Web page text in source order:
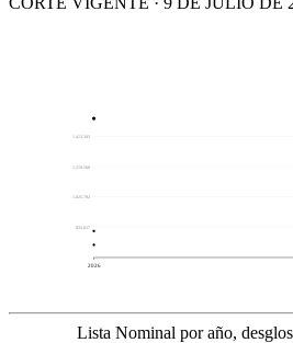
832,017
1,025,792
1,219,568
1,413,343
2026
Lista Nominal por año,